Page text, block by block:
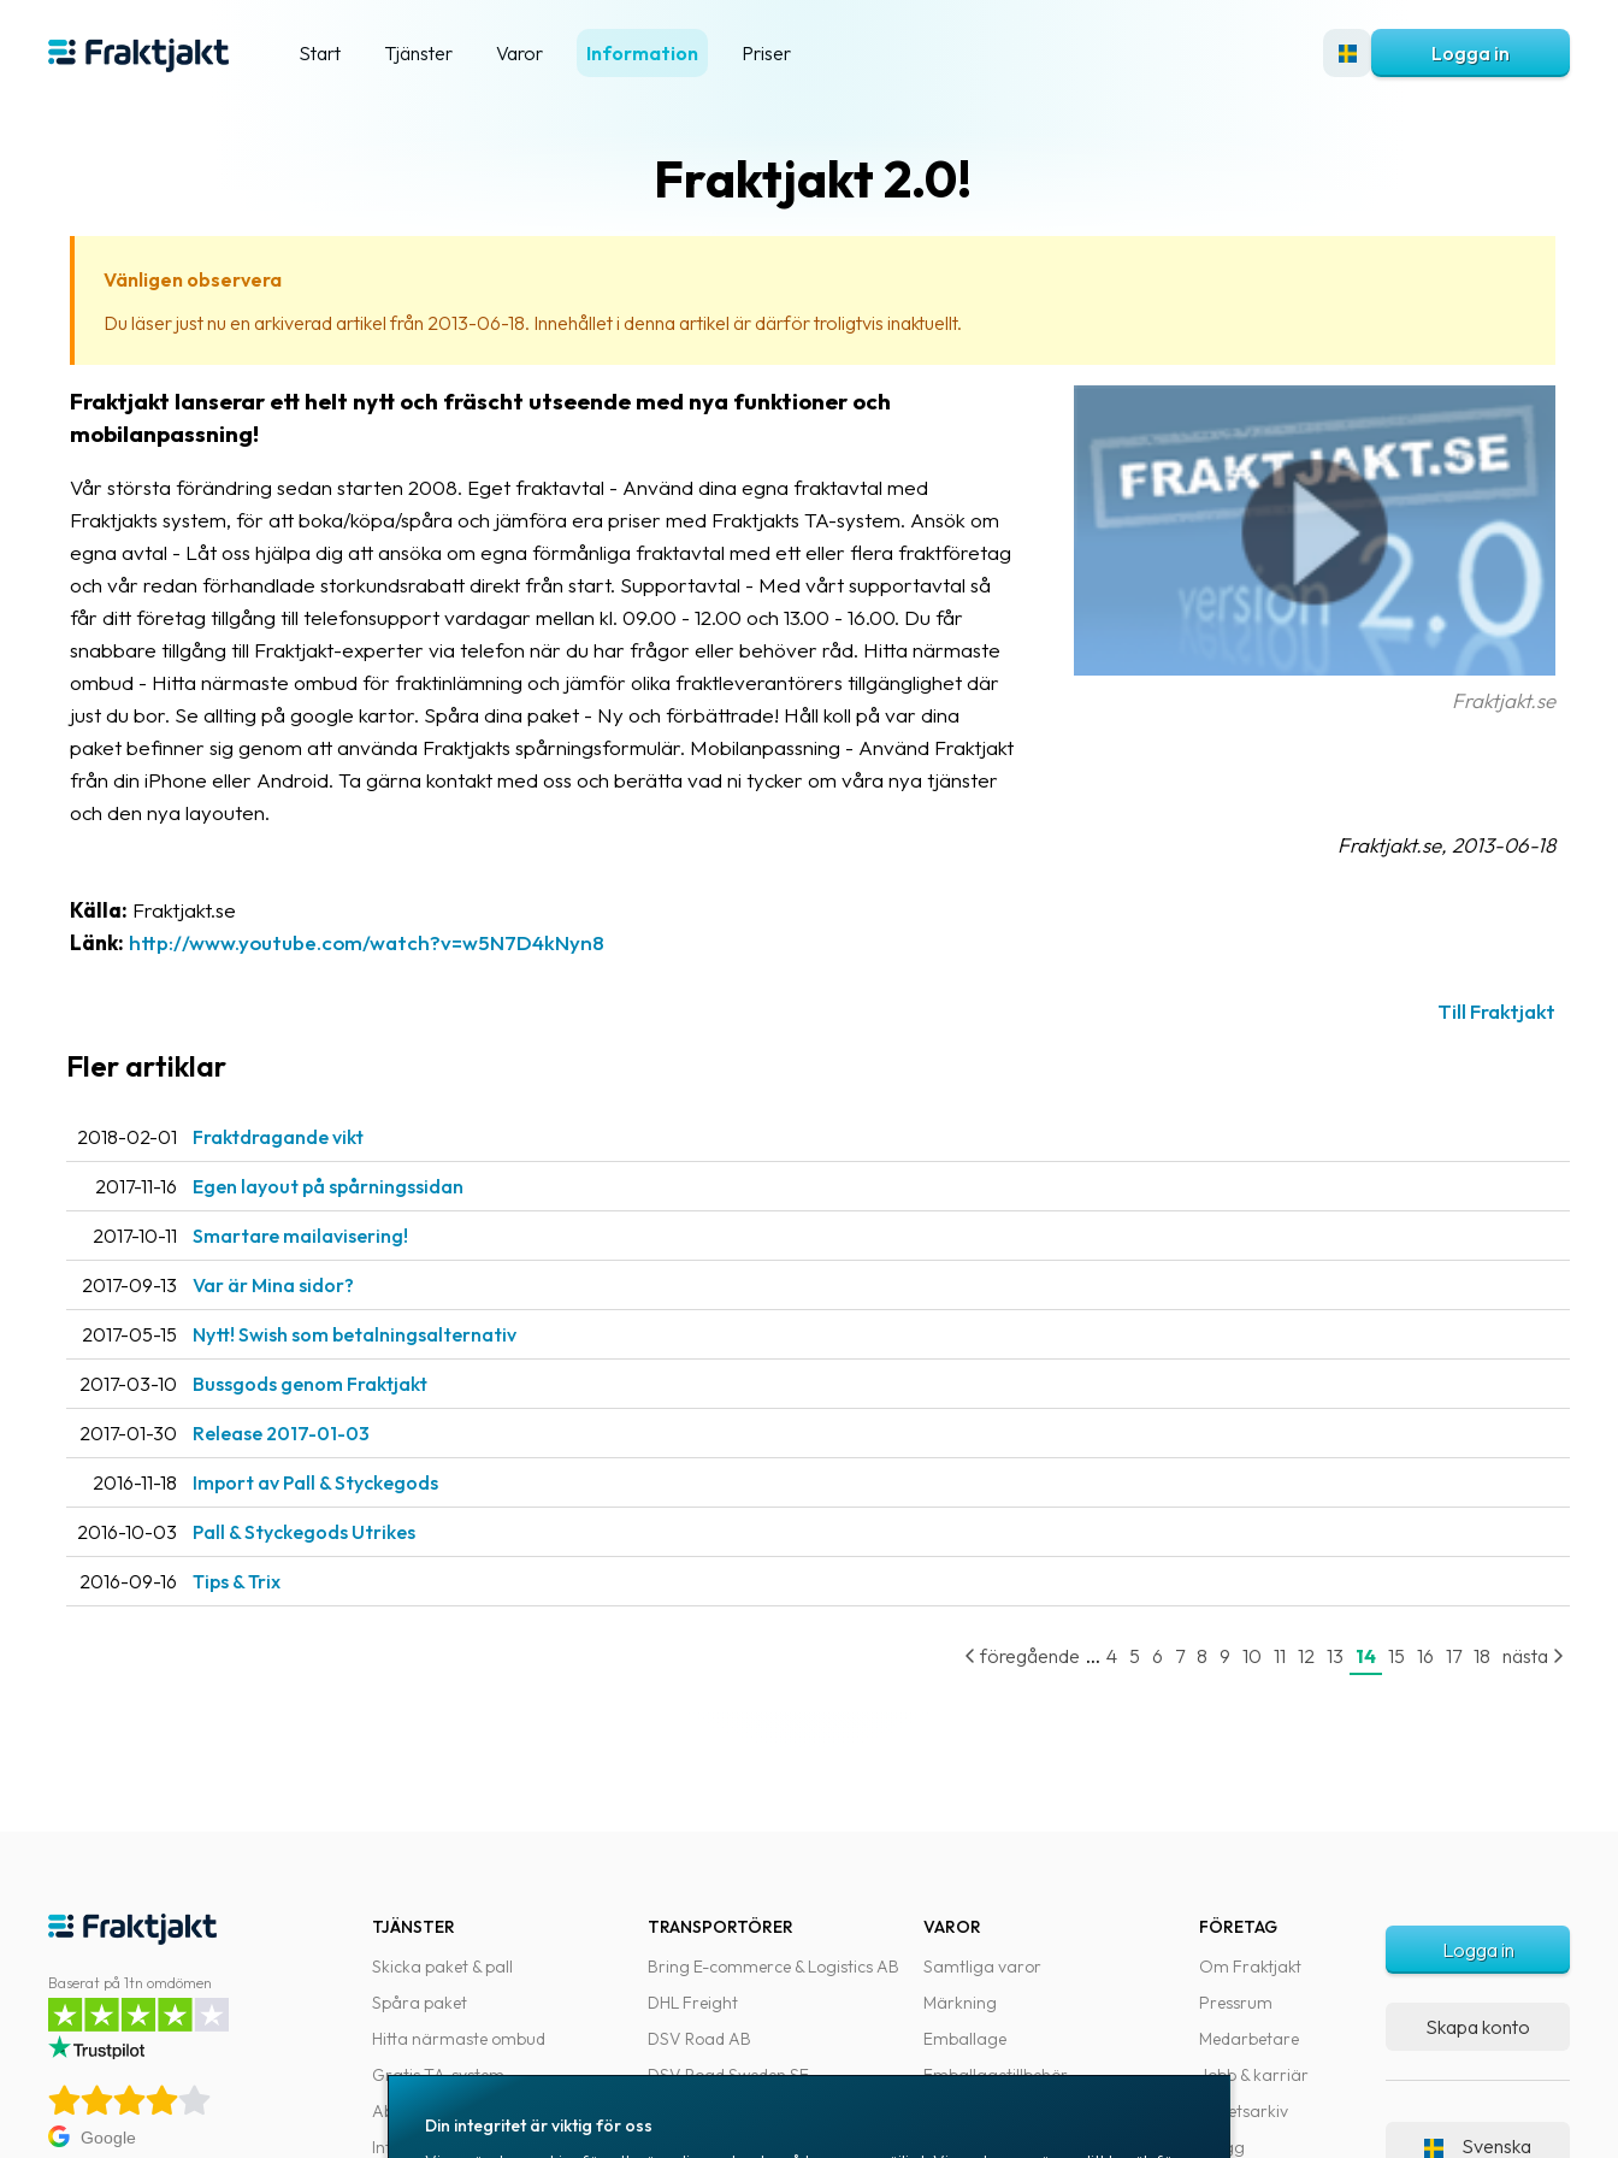
Start Tjänster Varor Information Priser Logga in
Fraktjakt 2.0!
Vänligen observera
Du läser just nu en arkiverad artikel från 2013-06-18. Innehållet i denna artikel är därför troligtvis inaktuellt.
Fraktjakt.se
Fraktjakt lanserar ett helt nytt och fräscht utseende med nya funktioner och
mobilanpassning!
Vår största förändring sedan starten 2008. Eget fraktavtal - Använd dina egna fraktavtal med
Fraktjakts system, för att boka/köpa/spåra och jämföra era priser med Fraktjakts TA-system. Ansök om
egna avtal - Låt oss hjälpa dig att ansöka om egna förmånliga fraktavtal med ett eller flera fraktföretag
och vår redan förhandlade storkundsrabatt direkt från start. Supportavtal - Med vårt supportavtal så
får ditt företag tillgång till telefonsupport vardagar mellan kl. 09.00 - 12.00 och 13.00 - 16.00. Du får
snabbare tillgång till Fraktjakt-experter via telefon när du har frågor eller behöver råd. Hitta närmaste
ombud - Hitta närmaste ombud för fraktinlämning och jämför olika fraktleverantörers tillgänglighet där
just du bor. Se allting på google kartor. Spåra dina paket - Ny och förbättrade! Håll koll på var dina
paket befinner sig genom att använda Fraktjakts spårningsformulär. Mobilanpassning - Använd Fraktjakt
från din iPhone eller Android. Ta gärna kontakt med oss och berätta vad ni tycker om våra nya tjänster
och den nya layouten.
Fraktjakt.se, 2013-06-18
Källa: Fraktjakt.se
Länk: http://www.youtube.com/watch?v=w5N7D4kNyn8
Till Fraktjakt
Fler artiklar
2018-02-01 Fraktdragande vikt
2017-11-16 Egen layout på spårningssidan
2017-10-11 Smartare mailavisering!
2017-09-13 Var är Mina sidor?
2017-05-15 Nytt! Swish som betalningsalternativ
2017-03-10 Bussgods genom Fraktjakt
2017-01-30 Release 2017-01-03
2016-11-18 Import av Pall & Styckegods
2016-10-03 Pall & Styckegods Utrikes
2016-09-16 Tips & Trix
föregående ... 4 5 6 7 8 9 10 11 12 13 14 15 16 17 18 nästa
Baserat på 1tn omdömen
Google
TJÄNSTER
Skicka paket & pall
Spåra paket
Hitta närmaste ombud
Gratis TA-system
Abonnemang
Integrationer
TRANSPORTÖRER
Bring E-commerce & Logistics AB
DHL Freight
DSV Road AB
DSV Road Sweden SE
VAROR
Samtliga varor
Märkning
Emballage
Emballagetillbehör
FÖRETAG
Om Fraktjakt
Pressrum
Medarbetare
Jobb & karriär
Nyhetsarkiv
Blogg
Logga in
Skapa konto
Svenska
Din integritet är viktig för oss